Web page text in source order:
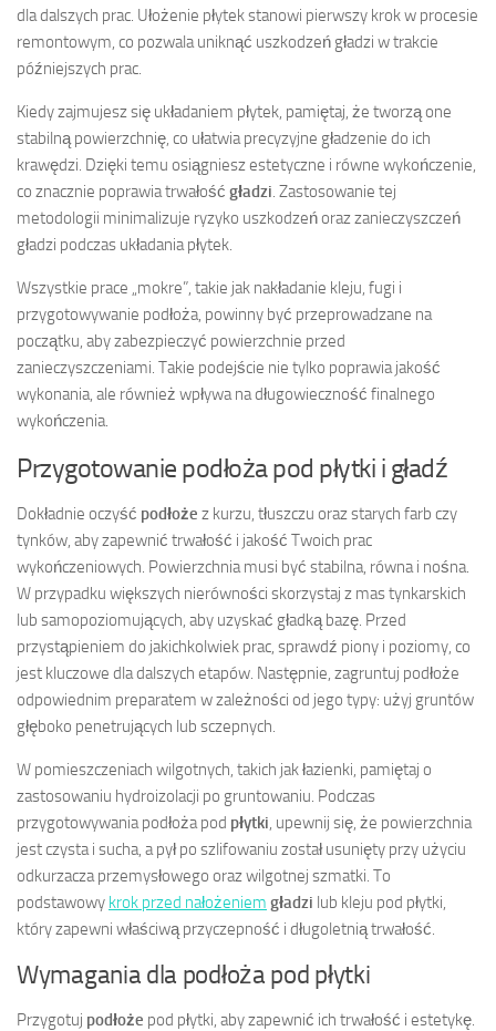
dla dalszych prac. Ułożenie płytek stanowi pierwszy krok w procesie
remontowym, co pozwala uniknąć uszkodzeń gładzi w trakcie
późniejszych prac.
Kiedy zajmujesz się układaniem płytek, pamiętaj, że tworzą one
stabilną powierzchnię, co ułatwia precyzyjne gładzenie do ich
krawędzi. Dzięki temu osiągniesz estetyczne i równe wykończenie,
co znacznie poprawia trwałość gładzi . Zastosowanie tej
metodologii minimalizuje ryzyko uszkodzeń oraz zanieczyszczeń
gładzi podczas układania płytek.
Wszystkie prace „mokre”, takie jak nakładanie kleju, fugi i
przygotowywanie podłoża, powinny być przeprowadzane na
początku, aby zabezpieczyć powierzchnie przed
zanieczyszczeniami. Takie podejście nie tylko poprawia jakość
wykonania, ale również wpływa na długowieczność finalnego
wykończenia.
Przygotowanie podłoża pod płytki i gładź
Dokładnie oczyść podłoże z kurzu, tłuszczu oraz starych farb czy
tynków, aby zapewnić trwałość i jakość Twoich prac
wykończeniowych. Powierzchnia musi być stabilna, równa i nośna.
W przypadku większych nierówności skorzystaj z mas tynkarskich
lub samopoziomujących, aby uzyskać gładką bazę. Przed
przystąpieniem do jakichkolwiek prac, sprawdź piony i poziomy, co
jest kluczowe dla dalszych etapów. Następnie, zagruntuj podłoże
odpowiednim preparatem w zależności od jego typy: użyj gruntów
głęboko penetrujących lub sczepnych.
W pomieszczeniach wilgotnych, takich jak łazienki, pamiętaj o
zastosowaniu hydroizolacji po gruntowaniu. Podczas
przygotowywania podłoża pod płytki , upewnij się, że powierzchnia
jest czysta i sucha, a pył po szlifowaniu został usunięty przy użyciu
odkurzacza przemysłowego oraz wilgotnej szmatki. To
podstawowy krok przed nałożeniem gładzi lub kleju pod płytki,
który zapewni właściwą przyczepność i długoletnią trwałość.
Wymagania dla podłoża pod płytki
Przygotuj podłoże pod płytki, aby zapewnić ich trwałość i estetykę.